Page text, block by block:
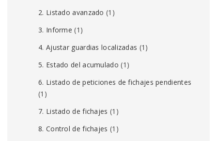
2. Listado avanzado (1)
3. Informe (1)
4. Ajustar guardias localizadas (1)
5. Estado del acumulado (1)
6. Listado de peticiones de fichajes pendientes
(1)
7. Listado de fichajes (1)
8. Control de fichajes (1)